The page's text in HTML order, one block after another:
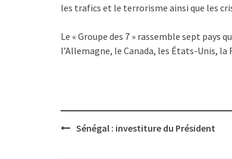
les trafics et le terrorisme ainsi que les
Le « Groupe des 7 » rassemble sept
l’Allemagne, le Canada, les États-Unis,
PostSénégal : investiture du Président